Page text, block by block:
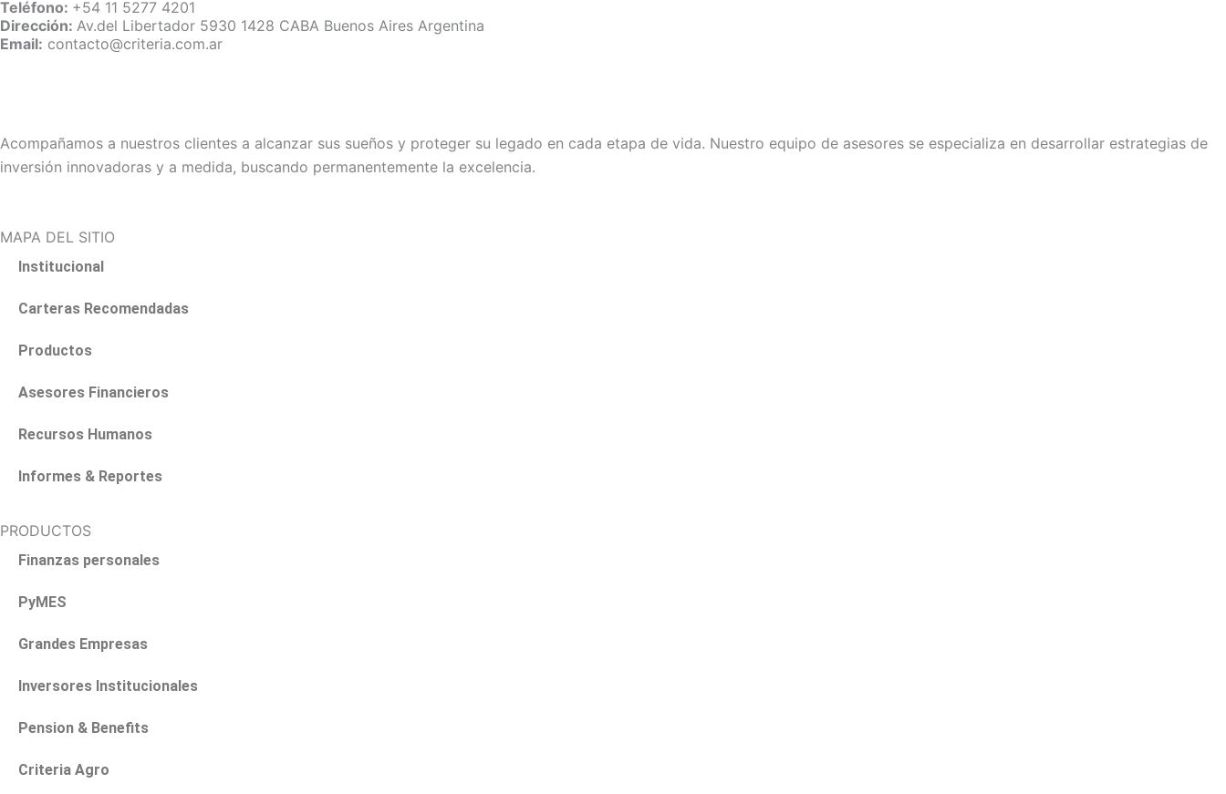
Teléfono: +54 11 5277 4201
Dirección: Av.del Libertador 5930 1428 CABA Buenos Aires Argentina
Email: contacto@criteria.com.ar
Acompañamos a nuestros clientes a alcanzar sus sueños y proteger su legado en cada etapa de vida. Nuestro equipo de asesores se especializa en desarrollar estrategias de
inversión innovadoras y a medida, buscando permanentemente la excelencia.
MAPA DEL SITIO
Institucional
Carteras Recomendadas
Productos
Asesores Financieros
Recursos Humanos
Informes & Reportes
PRODUCTOS
Finanzas personales
PyMES
Grandes Empresas
Inversores Institucionales
Pension & Benefits
Criteria Agro